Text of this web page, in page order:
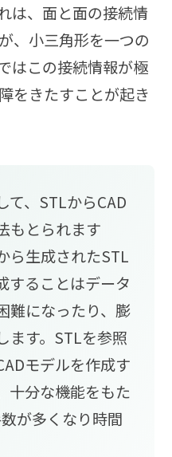
は、面と面の接続情
、小三角形を一つの
はこの接続情報が極
をきたすことが起き
て、STLからCAD
もとられます
ら生成されたSTL
することはデータ
難になったり、膨
ます。STLを参照
モデルを作成す
十分な機能をもた
が多くなり時間